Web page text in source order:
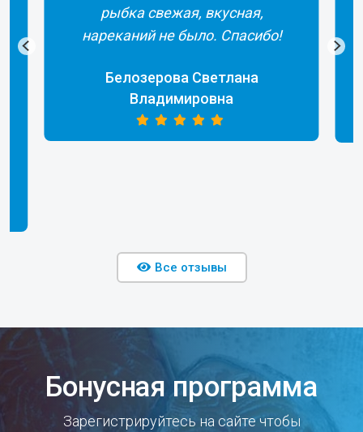
свежая, вкусная,
не было. Спасибо!
Светлана
Сотрудники
продукции.
Все отзывы
Бонусная программа
Зарегистрируйтесь на сайте чтобы